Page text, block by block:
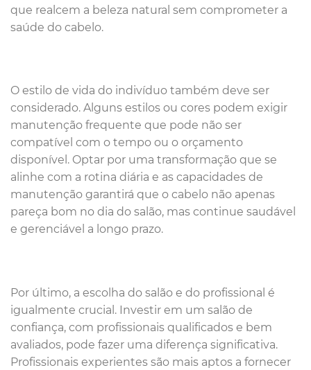
que realcem a beleza natural sem comprometer a
saúde do cabelo.
O estilo de vida do indivíduo também deve ser
considerado. Alguns estilos ou cores podem exigir
manutenção frequente que pode não ser
compatível com o tempo ou o orçamento
disponível. Optar por uma transformação que se
alinhe com a rotina diária e as capacidades de
manutenção garantirá que o cabelo não apenas
pareça bom no dia do salão, mas continue saudável
e gerenciável a longo prazo.
Por último, a escolha do salão e do profissional é
igualmente crucial. Investir em um salão de
confiança, com profissionais qualificados e bem
avaliados, pode fazer uma diferença significativa.
Profissionais experientes são mais aptos a fornecer